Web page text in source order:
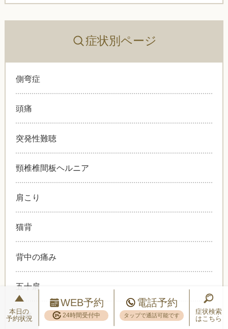
症状別ページ
側弯症
頭痛
突発性難聴
頸椎椎間板ヘルニア
肩こり
猫背
背中の痛み
五十肩
腰痛
本日の
予約状況
WEB予約
24時間受付中
電話予約
タップで通話可能です
症状検索
はこちら